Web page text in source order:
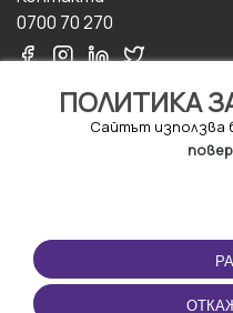
ПОЛИТИКА
Сайтът използва
0700 70 270
ПОЛЗВАНЕ
Правила и условия за
ползване